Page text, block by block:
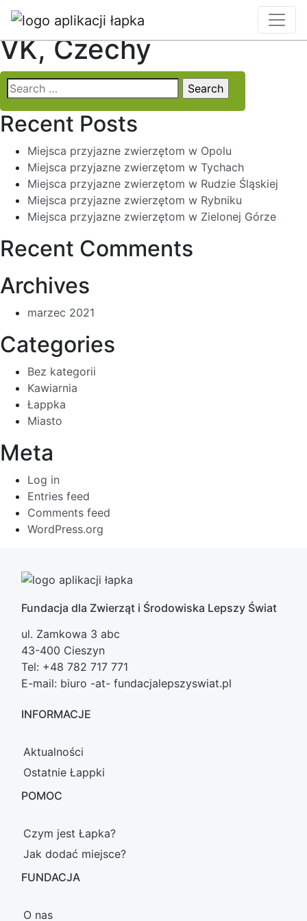
Locality:Žermanice,
VK, Czechy
Search
for:
Recent Posts
Miejsca przyjazne zwierzętom w Opolu
Miejsca przyjazne zwierzętom w Tychach
Miejsca przyjazne zwierzętom w Rudzie Śląskiej
Miejsca przyjazne zwierzętom w Rybniku
Miejsca przyjazne zwierzętom w Zielonej Górze
Recent Comments
Archives
marzec 2021
Categories
Bez kategorii
Kawiarnia
Łappka
Miasto
Meta
Log in
Entries feed
Comments feed
WordPress.org
Fundacja dla Zwierząt i Środowiska Lepszy Świat
ul. Zamkowa 3 abc
43-400 Cieszyn
Tel: +48 782 717 771
E-mail: biuro -at- fundacjalepszyswiat.pl
INFORMACJE
Aktualności
Ostatnie Łappki
POMOC
Czym jest Łapka?
Jak dodać miejsce?
FUNDACJA
O nas